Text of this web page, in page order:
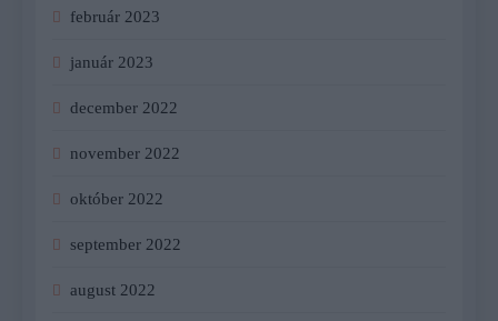
február 2023
január 2023
december 2022
november 2022
október 2022
september 2022
august 2022